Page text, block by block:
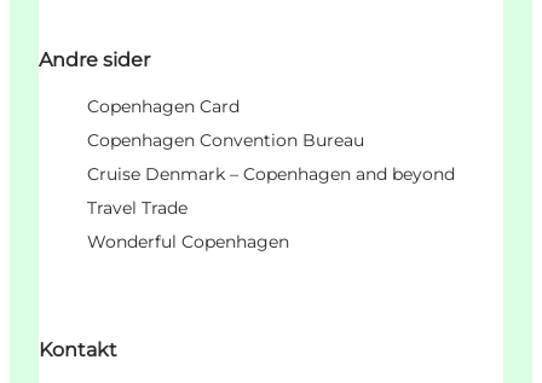
Andre sider
Copenhagen Card
Copenhagen Convention Bureau
Cruise Denmark – Copenhagen and beyond
Travel Trade
Wonderful Copenhagen
Kontakt